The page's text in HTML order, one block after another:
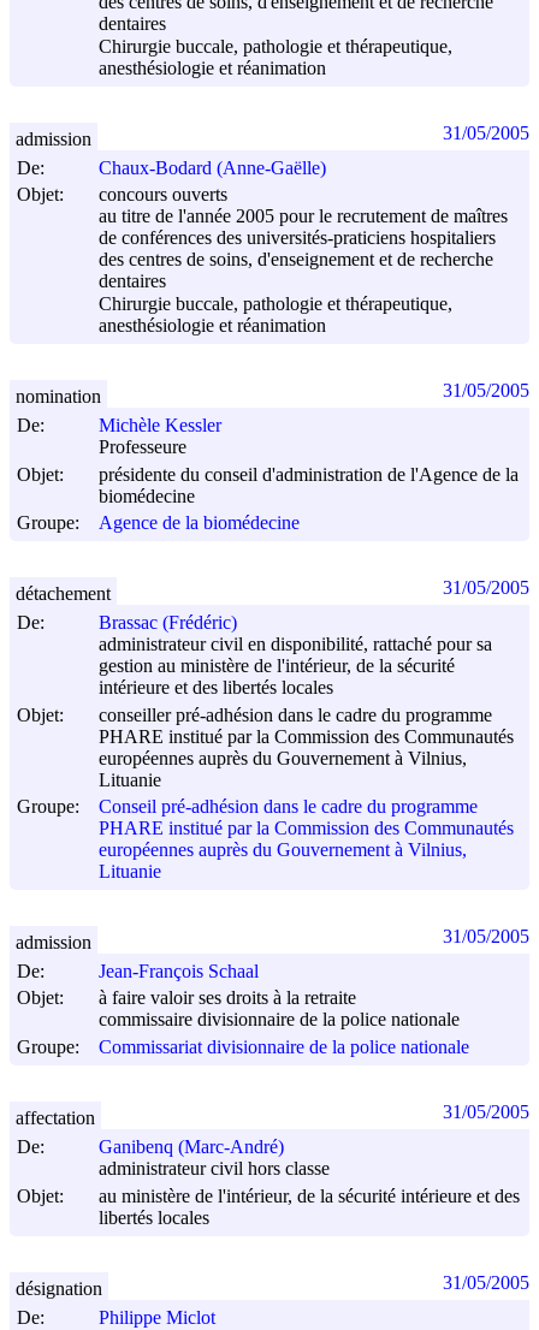
dentaires
Chirurgie buccale, pathologie et thérapeutique,
anesthésiologie et réanimation
De:
Chaux-Bodard (Anne-Gaëlle)
Objet:
concours ouverts
au titre de l'année 2005 pour le recrutement de maîtres
de conférences des universités-praticiens hospitaliers
des centres de soins, d'enseignement et de recherche
dentaires
Chirurgie buccale, pathologie et thérapeutique,
anesthésiologie et réanimation
admission 31/05/2005
De:
Michèle Kessler
Professeure
Objet:
présidente du conseil d'administration de l'Agence de la
biomédecine
Groupe:
Agence de la biomédecine
nomination 31/05/2005
De:
Brassac (Frédéric)
administrateur civil en disponibilité, rattaché pour sa
gestion au ministère de l'intérieur, de la sécurité
intérieure et des libertés locales
Objet:
conseiller pré-adhésion dans le cadre du programme
PHARE institué par la Commission des Communautés
européennes auprès du Gouvernement à Vilnius,
Lituanie
Groupe:
Conseil pré-adhésion dans le cadre du programme
PHARE institué par la Commission des Communautés
européennes auprès du Gouvernement à Vilnius,
Lituanie
détachement 31/05/2005
De:
Jean-François Schaal
Objet:
à faire valoir ses droits à la retraite
commissaire divisionnaire de la police nationale
Groupe:
Commissariat divisionnaire de la police nationale
admission 31/05/2005
De:
Ganibenq (Marc-André)
administrateur civil hors classe
Objet:
au ministère de l'intérieur, de la sécurité intérieure et des
libertés locales
affectation 31/05/2005
De:
Philippe Miclot
désignation 31/05/2005